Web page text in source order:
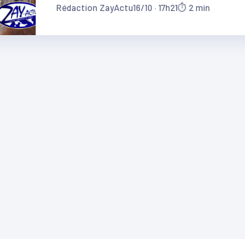
Rédaction ZayActu16/10 · 17h21⏱ 2 min